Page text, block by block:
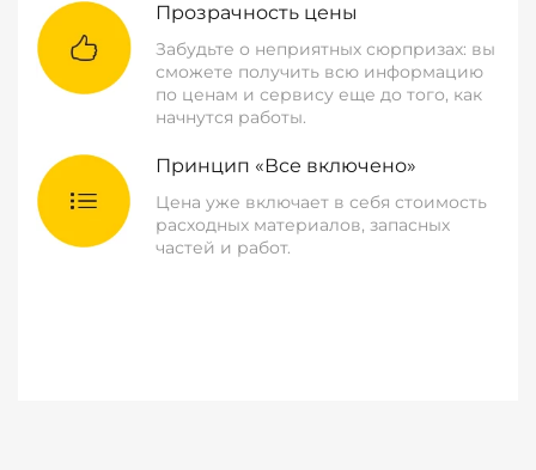
Прозрачность цены
Забудьте о неприятных сюрпризах: вы
сможете получить всю информацию
по ценам и сервису еще до того, как
начнутся работы.
Принцип «Все включено»
Цена уже включает в себя стоимость
расходных материалов, запасных
частей и работ.